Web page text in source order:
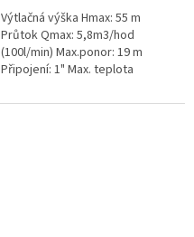
hvězdiček.
Výtlačná výška Hmax: 55 m
Průtok Qmax: 5,8m3/hod
(100l/min) Max.ponor: 19 m
Připojení: 1" Max. teplota
m